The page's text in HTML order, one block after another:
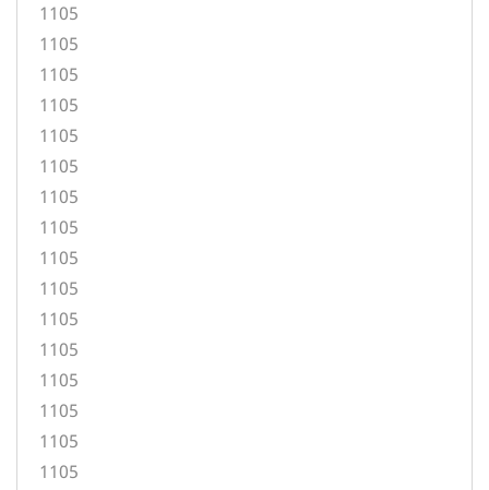
1105
1105
1105
1105
1105
1105
1105
1105
1105
1105
1105
1105
1105
1105
1105
1105